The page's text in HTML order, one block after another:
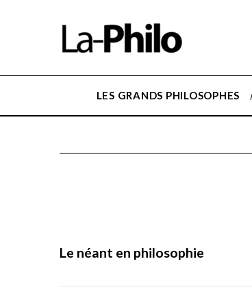
LES GRANDS PHILOSOPHES
Le néant en philosophie